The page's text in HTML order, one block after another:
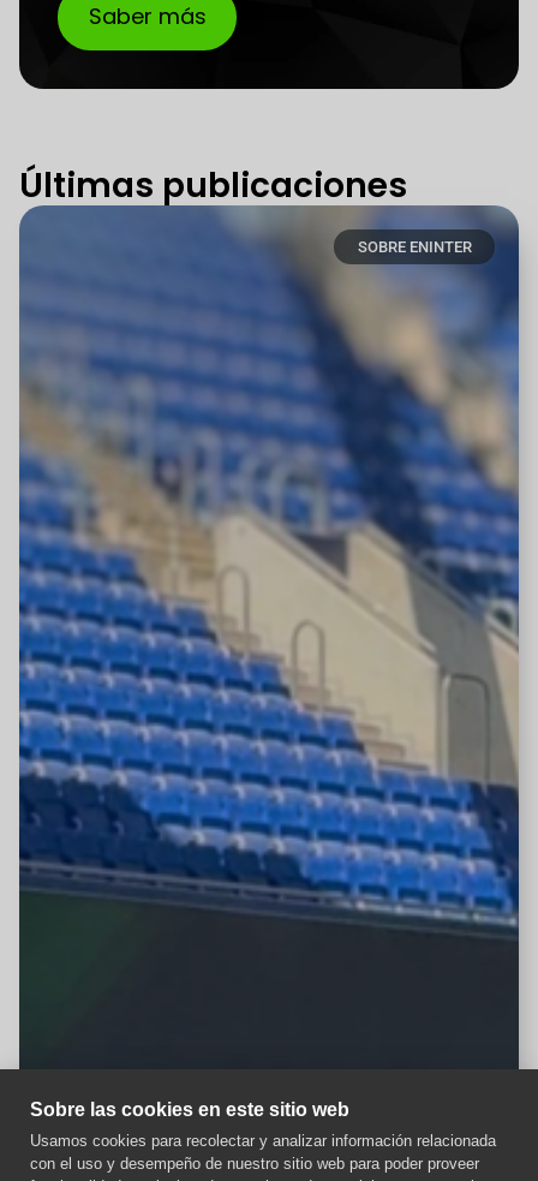
Saber más
Últimas publicaciones
SOBRE ENINTER
Sobre las cookies en este sitio web
Usamos cookies para recolectar y analizar información relacionada
con el uso y desempeño de nuestro sitio web para poder proveer